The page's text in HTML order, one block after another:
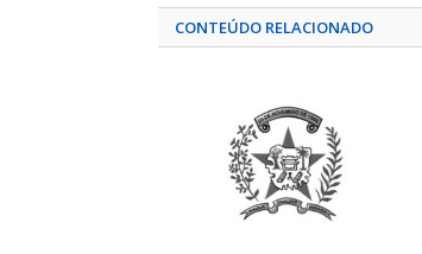
CONTEÚDO RELACIONADO